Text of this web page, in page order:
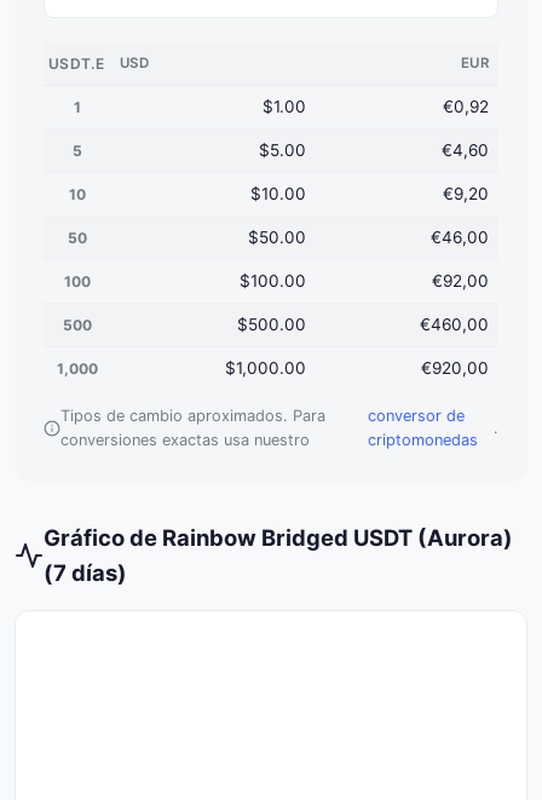
USDT.E USD EUR
1 $1.00 €0,92
5 $5.00 €4,60
10 $10.00 €9,20
50 $50.00 €46,00
100 $100.00 €92,00
500 $500.00 €460,00
1,000 $1,000.00 €920,00
Tipos de cambio aproximados. Para
conversiones exactas usa nuestro
conversor de
criptomonedas
.
Gráfico de Rainbow Bridged USDT (Aurora)
(7 días)